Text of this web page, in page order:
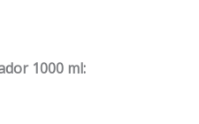
1000 ml: